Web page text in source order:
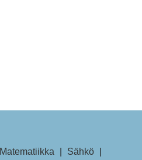
Matematiikka Sähkö